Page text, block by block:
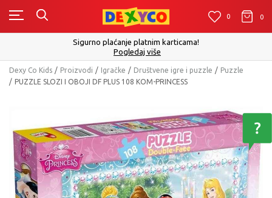
0 0
Sigurno plaćanje platnim karticama!
Pogledaj više
Dexy Co Kids Proizvodi Igračke Društvene igre i puzzle
Puzzle
PUZZLE SLOZI I OBOJI DF PLUS 108 KOM-PRINCESS